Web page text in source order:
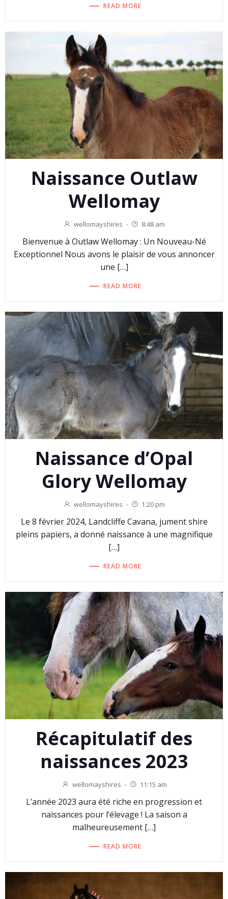
READ MORE
Naissance Outlaw
Wellomay
wellomayshires - 8:48 am
Bienvenue à Outlaw Wellomay : Un Nouveau-Né
Exceptionnel Nous avons le plaisir de vous annoncer
une […]
READ MORE
Naissance d’Opal
Glory Wellomay
wellomayshires - 1:20 pm
Le 8 février 2024, Landcliffe Cavana, jument shire
pleins papiers, a donné naissance à une magnifique
[…]
READ MORE
Récapitulatif des
naissances 2023
wellomayshires - 11:15 am
L’année 2023 aura été riche en progression et
naissances pour l’élevage ! La saison a
malheureusement […]
READ MORE